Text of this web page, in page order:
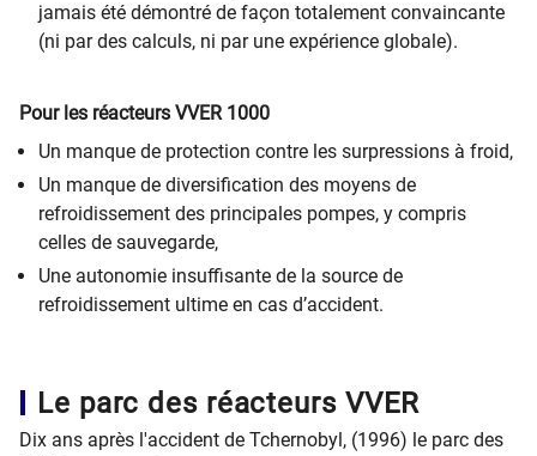
jamais été démontré de façon totalement convaincante
(ni par des calculs, ni par une expérience globale).
Pour les réacteurs VVER 1000
Un manque de protection contre les surpressions à froid,
Un manque de diversification des moyens de
refroidissement des principales pompes, y compris
celles de sauvegarde,
Une autonomie insuffisante de la source de
refroidissement ultime en cas d’accident.
Le parc des réacteurs VVER
Dix ans après l'accident de Tchernobyl, (1996) le parc des